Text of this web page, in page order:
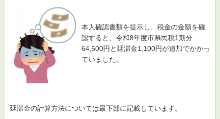
本人確認書類を提示し、税金の金額を確
認すると、令和8年度市県民税1期分
64,500円と延滞金1,100円が追加でかかっ
ていました。
延滞金の計算方法については最下部に記載しています。